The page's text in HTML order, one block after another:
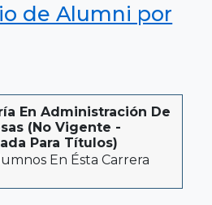
de Alumni por
En Administración De
(No Vigente -
Para Títulos)
En Ésta Carrera